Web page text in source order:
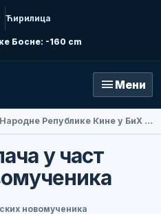
Ћирилица
Босне: -160 cm
menu Мени
Амбасадорка Народне Републике Кине у БиХ Ли Фан посјетила Добој
у част
новомученика